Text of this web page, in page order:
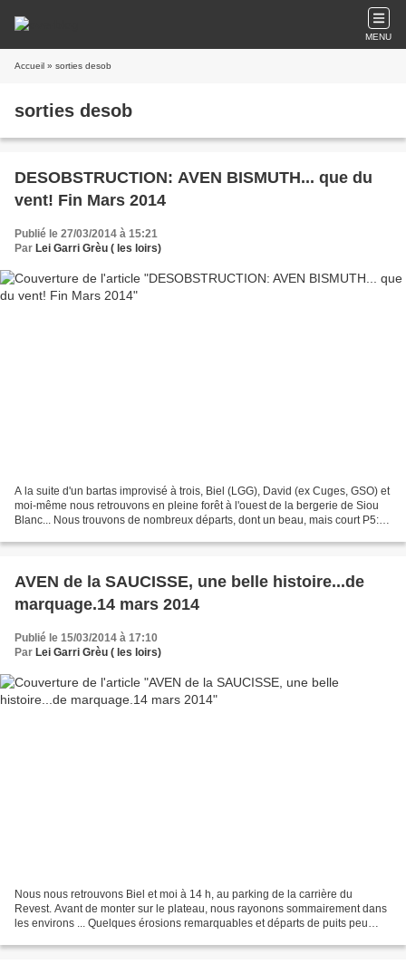
MENU
Accueil » sorties desob
sorties desob
DESOBSTRUCTION: AVEN BISMUTH... que du
vent! Fin Mars 2014
Publié le 27/03/2014 à 15:21
Par Lei Garri Grèu ( les loirs)
A la suite d'un bartas improvisé à trois, Biel (LGG), David (ex Cuges, GSO) et
moi-même nous retrouvons en pleine forêt à l'ouest de la bergerie de Siou
Blanc... Nous trouvons de nombreux départs, dont un beau, mais court P5: le
AVEN de la SAUCISSE, une belle histoire...de
marquage.14 mars 2014
Publié le 15/03/2014 à 17:10
Par Lei Garri Grèu ( les loirs)
Nous nous retrouvons Biel et moi à 14 h, au parking de la carrière du
Revest. Avant de monter sur le plateau, nous rayonons sommairement dans
les environs ... Quelques érosions remarquables et départs de puits peu